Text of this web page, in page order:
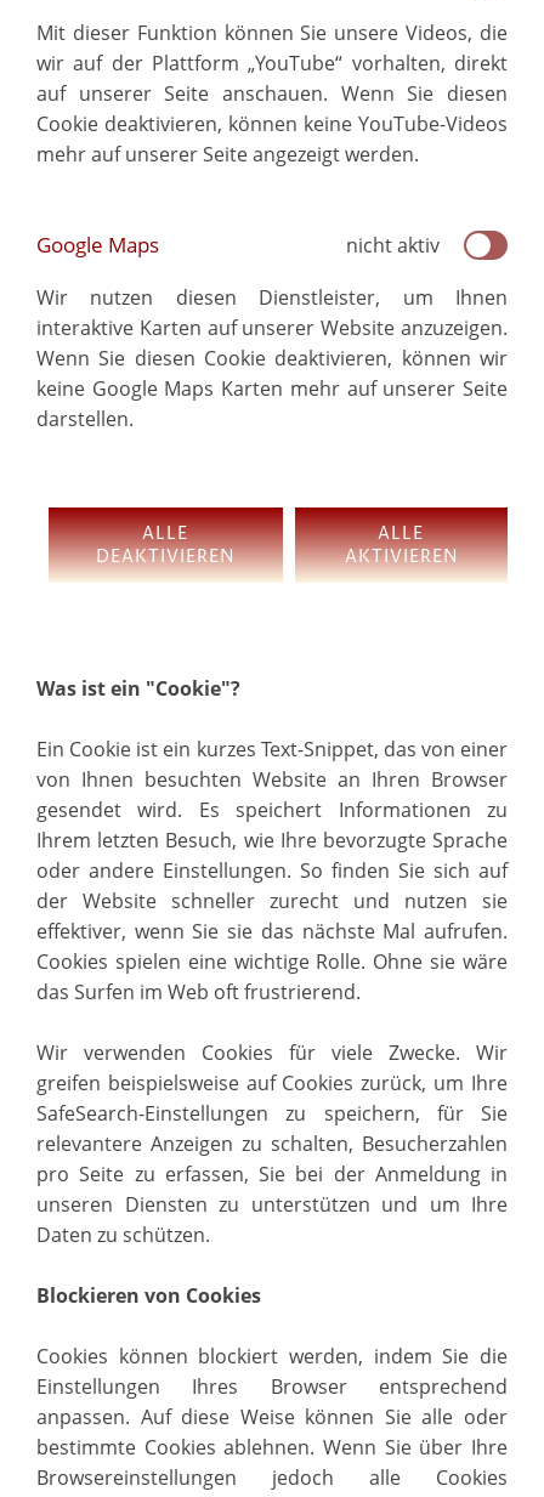
Mit dieser Funktion können Sie unsere Videos, die
wir auf der Plattform „YouTube“ vorhalten, direkt
auf unserer Seite anschauen. Wenn Sie diesen
Cookie deaktivieren, können keine YouTube-Videos
mehr auf unserer Seite angezeigt werden.
Google Maps
nicht aktiv
Wir nutzen diesen Dienstleister, um Ihnen
interaktive Karten auf unserer Website anzuzeigen.
Wenn Sie diesen Cookie deaktivieren, können wir
keine Google Maps Karten mehr auf unserer Seite
darstellen.
ALLE
DEAKTIVIEREN
ALLE
AKTIVIEREN
Was ist ein "Cookie"?
Ein Cookie ist ein kurzes Text-Snippet, das von einer
von Ihnen besuchten Website an Ihren Browser
gesendet wird. Es speichert Informationen zu
Ihrem letzten Besuch, wie Ihre bevorzugte Sprache
oder andere Einstellungen. So finden Sie sich auf
der Website schneller zurecht und nutzen sie
effektiver, wenn Sie sie das nächste Mal aufrufen.
Cookies spielen eine wichtige Rolle. Ohne sie wäre
das Surfen im Web oft frustrierend.
Wir verwenden Cookies für viele Zwecke. Wir
greifen beispielsweise auf Cookies zurück, um Ihre
SafeSearch-Einstellungen zu speichern, für Sie
relevantere Anzeigen zu schalten, Besucherzahlen
pro Seite zu erfassen, Sie bei der Anmeldung in
unseren Diensten zu unterstützen und um Ihre
Daten zu schützen.
Blockieren von Cookies
Cookies können blockiert werden, indem Sie die
Einstellungen Ihres Browser entsprechend
anpassen. Auf diese Weise können Sie alle oder
bestimmte Cookies ablehnen. Wenn Sie über Ihre
Browsereinstellungen jedoch alle Cookies